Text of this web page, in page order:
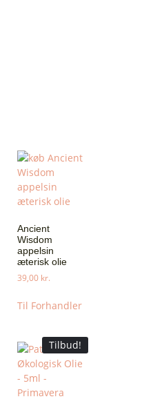
Ancient
Wisdom
appelsin
æterisk olie
39,00 kr.
Til Forhandler
Tilbud!